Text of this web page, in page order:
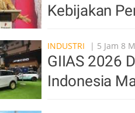
Kebijakan
INDUSTRI | 5 Jam 8
GIIAS 2026
Indonesia